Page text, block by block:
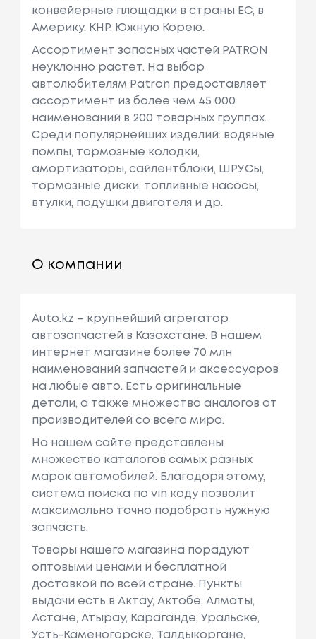
конвейерные площадки в страны ЕС, в
Америку, КНР, Южную Корею.
Ассортимент запасных частей PATRON
неуклонно растет. На выбор
автолюбителям Patron предоставляет
ассортимент из более чем 45 000
наименований в 200 товарных группах.
Среди популярнейших изделий: водяные
помпы, тормозные колодки,
амортизаторы, сайлентблоки, ШРУСы,
тормозные диски, топливные насосы,
втулки, подушки двигателя и др.
О компании
Auto.kz – крупнейший агрегатор
автозапчастей в Казахстане. В нашем
интернет магазине более 70 млн
наименований запчастей и аксессуаров
на любые авто. Есть оригинальные
детали, а также множество аналогов от
производителей со всего мира.
На нашем сайте представлены
множество каталогов самых разных
марок автомобилей. Благодоря этому,
система поиска по vin коду позволит
максимально точно подобрать нужную
запчасть.
Товары нашего магазина порадуют
оптовыми ценами и бесплатной
доставкой по всей стране. Пункты
выдачи есть в Актау, Актобе, Алматы,
Астане, Атырау, Караганде, Уральске,
Усть-Каменогорске, Талдыкоргане,